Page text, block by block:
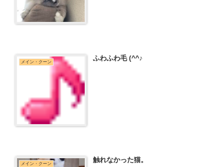
メイン・クーン ふわふわ毛 (^^♪
メイン・クーン 触れなかった猫。